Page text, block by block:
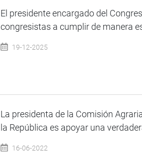
El presidente encargado del
congresistas a cumplir de manera
19-12-2025
La presidenta de la Comisión
la República es apoyar una
16-06-2022